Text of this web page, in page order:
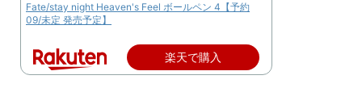
Fate/stay night Heaven's Feel ボールペン 4【予約
09/未定 発売予定】
楽天で購入